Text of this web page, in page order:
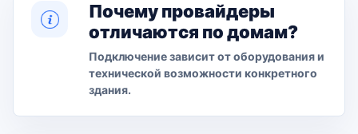
Почему провайдеры
отличаются по домам?
Подключение зависит от оборудования и
технической возможности конкретного
здания.